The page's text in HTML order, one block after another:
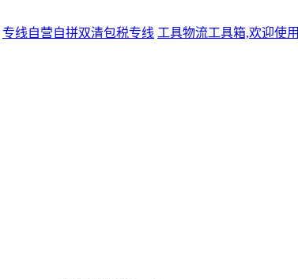
专线自营自拼双清包税专线 工具物流工具箱,欢迎使用